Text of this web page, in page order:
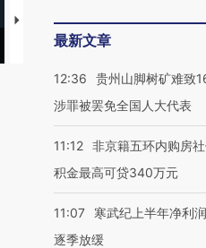
特朗普出席葬礼疑似打瞌
睡引争议 白宫怒斥批评
最新文章
12:36
贵州山脚树矿难致
涉罪被罢免全国人大代表
11:12 非京籍五环内购房
积金最高可贷340万元
11:07
寒武纪上半年净利
逐季放缓